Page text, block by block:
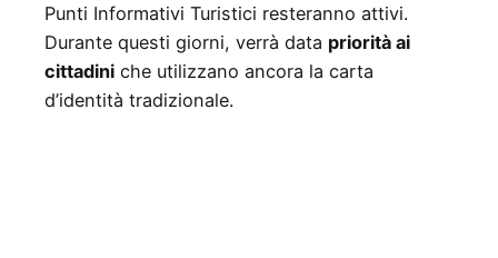
Punti Informativi Turistici resteranno attivi.
Durante questi giorni, verrà data priorità ai
cittadini che utilizzano ancora la carta
d’identità tradizionale.